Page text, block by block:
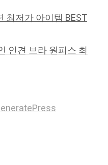
최저가 아이템 BEST
인견 브라 원피스 최